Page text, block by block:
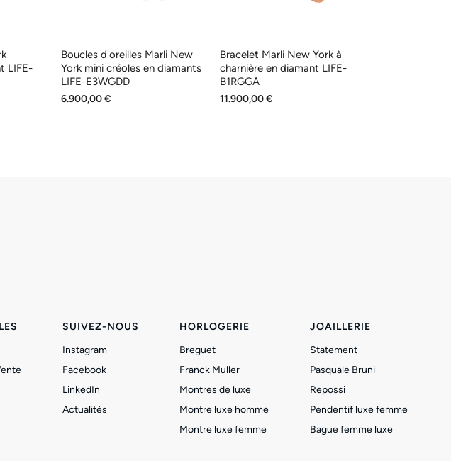
LIFE-
Boucles d'oreilles Marli New
York mini créoles en diamants
LIFE-E3WGDD
6.900,00 €
Bracelet Marli New York à
charnière en diamant LIFE-
B1RGGA
11.900,00 €
SUIVEZ-NOUS
Instagram
Facebook
LinkedIn
Actualités
HORLOGERIE
Breguet
Franck Muller
Montres de luxe
Montre luxe homme
Montre luxe femme
JOAILLERIE
Statement
Pasquale Bruni
Repossi
Pendentif luxe femme
Bague femme luxe